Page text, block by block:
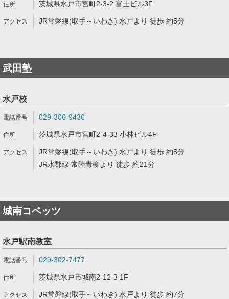
茨城県水戸市宮町2-3-2 富士ビル3F
JR常磐線(取手～いわき) 水戸より 徒歩 約5分
武田塾
水戸校
029-306-9436
茨城県水戸市宮町2-4-33 小林ビル4F
JR常磐線(取手～いわき) 水戸より 徒歩 約5分
JR水郡線 常陸青柳より 徒歩 約21分
城南コベッツ
水戸駅南教室
029-302-7477
茨城県水戸市城南2-12-3 1F
JR常磐線(取手～いわき) 水戸より 徒歩 約7分